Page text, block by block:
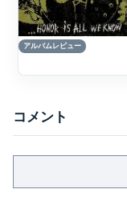
アルバムレビュー
コメント